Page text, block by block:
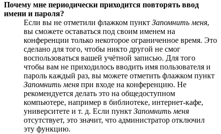
Почему мне периодически приходится повторять ввод
имени и пароля?
Если вы не отметили флажком пункт Запомнить меня,
вы сможете оставаться под своим именем на
конференции только некоторое ограниченное время. Это
сделано для того, чтобы никто другой не смог
воспользоваться вашей учётной записью. Для того
чтобы вам не приходилось вводить имя пользователя и
пароль каждый раз, вы можете отметить флажком пункт
Запомнить меня при входе на конференцию. Не
рекомендуется делать это на общедоступном
компьютере, например в библиотеке, интернет-кафе,
университете и т. д. Если пункт Запомнить меня
отсутствует, это значит, что администратор отключил
эту функцию.